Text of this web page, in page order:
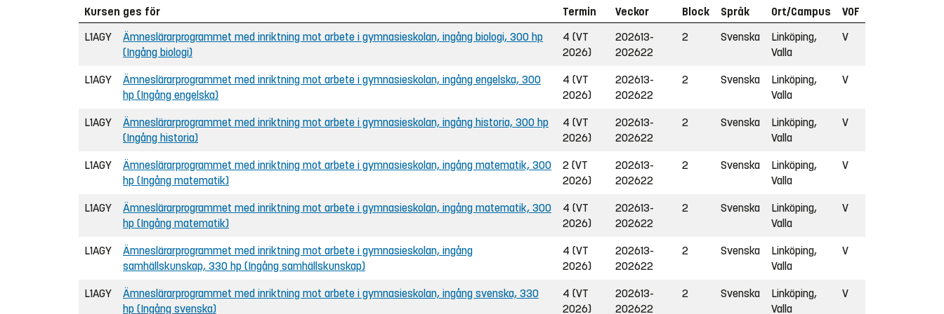
Kursen ges för Termin Veckor Block Språk Ort/Campus
VOF
L1AGY
Ämneslärarprogrammet med inriktning mot arbete i gymnasieskolan, ingång biologi, 300 hp
(Ingång biologi)
4 (VT
2026)
202613-
202622
2 Svenska
Linköping,
Valla
V
L1AGY
Ämneslärarprogrammet med inriktning mot arbete i gymnasieskolan, ingång engelska, 300
hp (Ingång engelska)
4 (VT
2026)
202613-
202622
2 Svenska
Linköping,
Valla
V
L1AGY
Ämneslärarprogrammet med inriktning mot arbete i gymnasieskolan, ingång historia, 300 hp
(Ingång historia)
4 (VT
2026)
202613-
202622
2 Svenska
Linköping,
Valla
V
L1AGY
Ämneslärarprogrammet med inriktning mot arbete i gymnasieskolan, ingång matematik, 300
hp (Ingång matematik)
2 (VT
2026)
202613-
202622
2 Svenska
Linköping,
Valla
V
L1AGY
Ämneslärarprogrammet med inriktning mot arbete i gymnasieskolan, ingång matematik, 300
hp (Ingång matematik)
4 (VT
2026)
202613-
202622
2 Svenska
Linköping,
Valla
V
L1AGY
Ämneslärarprogrammet med inriktning mot arbete i gymnasieskolan, ingång
samhällskunskap, 330 hp (Ingång samhällskunskap)
4 (VT
2026)
202613-
202622
2 Svenska
Linköping,
Valla
V
L1AGY
Ämneslärarprogrammet med inriktning mot arbete i gymnasieskolan, ingång svenska, 330
hp (Ingång svenska)
4 (VT
2026)
202613-
202622
2 Svenska
Linköping,
Valla
V